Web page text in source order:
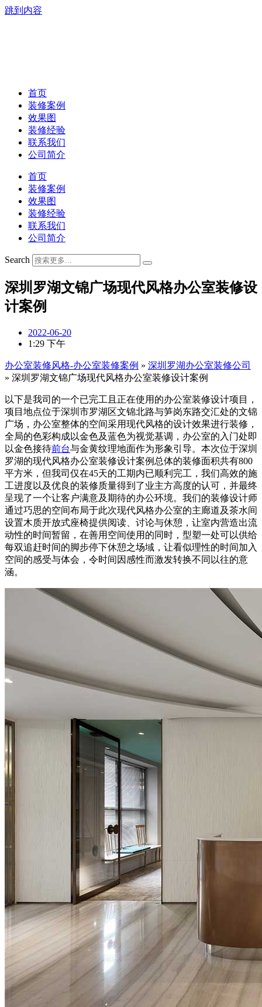
跳到内容
首页
装修案例
效果图
装修经验
联系我们
公司简介
首页
装修案例
效果图
装修经验
联系我们
公司简介
Search
深圳罗湖文锦广场现代风格办公室装修设
计案例
2022-06-20
1:29 下午
办公室装修风格-办公室装修案例 » 深圳罗湖办公室装修公司
» 深圳罗湖文锦广场现代风格办公室装修设计案例
以下是我司的一个已完工且正在使用的办公室装修设计项目，
项目地点位于深圳市罗湖区文锦北路与笋岗东路交汇处的文锦
广场，办公室整体的空间采用现代风格的设计效果进行装修，
全局的色彩构成以金色及蓝色为视觉基调，办公室的入门处即
以金色接待前台与金黄纹理地面作为形象引导。本次位于深圳
罗湖的现代风格办公室装修设计案例总体的装修面积共有800
平方米，但我司仅在45天的工期内已顺利完工，我们高效的施
工进度以及优良的装修质量得到了业主方高度的认可，并最终
呈现了一个让客户满意及期待的办公环境。我们的装修设计师
通过巧思的空间布局于此次现代风格办公室的主廊道及茶水间
设置木质开放式座椅提供阅读、讨论与休憩，让室内营造出流
动性的时间暂留，在善用空间使用的同时，型塑一处可以供给
每双追赶时间的脚步停下休憩之场域，让看似理性的时间加入
空间的感受与体会，令时间因感性而激发转换不同以往的意
涵。